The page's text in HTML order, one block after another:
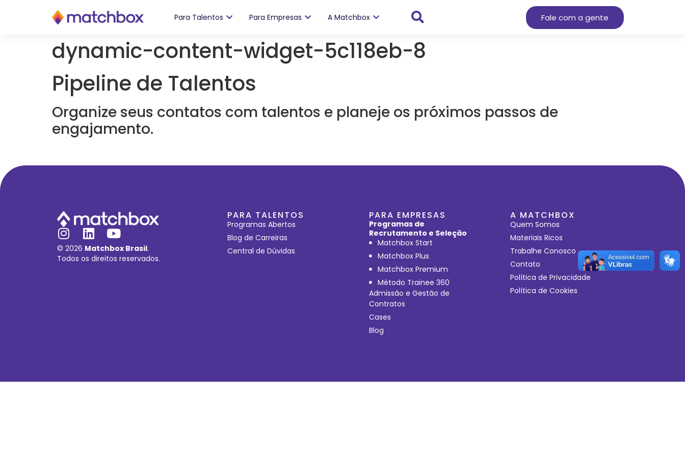
Para Talentos Para Empresas A Matchbox Fale com a gente
dynamic-content-widget-5c118eb-8
Pipeline de Talentos
Organize seus contatos com talentos e planeje os próximos passos de
engajamento.
© 2026 Matchbox Brasil.
Todos os direitos reservados.
PARA TALENTOS
Programas Abertos
Blog de Carreiras
Central de Dúvidas
PARA EMPRESAS
Programas de
Recrutamento e Seleção
Matchbox Start
Matchbox Plus
Matchbox Premium
Método Trainee 360
Admissão e Gestão de
Contratos
Cases
Blog
A MATCHBOX
Quem Somos
Materiais Ricos
Trabalhe Conosco
Contato
Política de Privacidade
Política de Cookies